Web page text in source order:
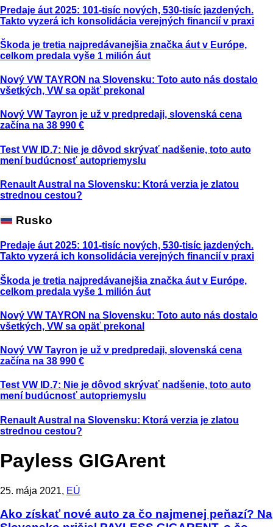
Predaje áut 2025: 101-tisíc nových, 530-tisíc jazdených.
Takto vyzerá ich konsolidácia verejných financií v praxi
Škoda je tretia najpredávanejšia značka áut v Európe,
celkom predala vyše 1 milión áut
Nový VW TAYRON na Slovensku: Toto auto nás dostalo
všetkých, VW sa opäť prekonal
Nový VW Tayron je už v predpredaji, slovenská cena
začína na 38 990 €
Test VW ID.7: Nie je dôvod skrývať nadšenie, toto auto
mení budúcnosť autopriemyslu
Renault Austral na Slovensku: Ktorá verzia je zlatou
strednou cestou?
Rusko
Predaje áut 2025: 101-tisíc nových, 530-tisíc jazdených.
Takto vyzerá ich konsolidácia verejných financií v praxi
Škoda je tretia najpredávanejšia značka áut v Európe,
celkom predala vyše 1 milión áut
Nový VW TAYRON na Slovensku: Toto auto nás dostalo
všetkých, VW sa opäť prekonal
Nový VW Tayron je už v predpredaji, slovenská cena
začína na 38 990 €
Test VW ID.7: Nie je dôvod skrývať nadšenie, toto auto
mení budúcnosť autopriemyslu
Renault Austral na Slovensku: Ktorá verzia je zlatou
strednou cestou?
Payless GIGArent
25. mája 2021, EÚ
Ako získať nové auto za čo najmenej peňazí? Na